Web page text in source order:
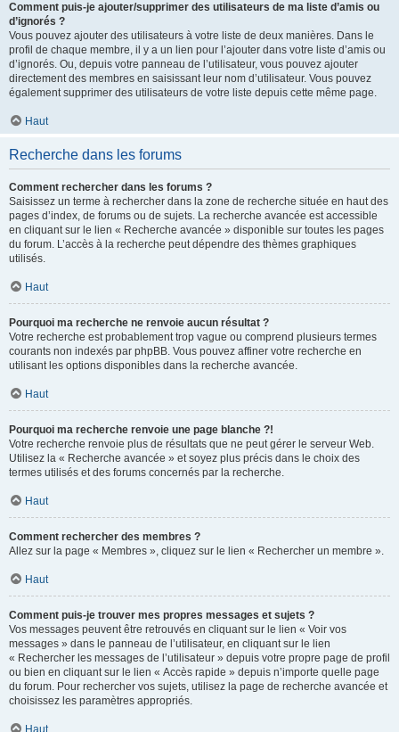
Comment puis-je ajouter/supprimer des utilisateurs de ma liste d’amis ou
d’ignorés ?
Vous pouvez ajouter des utilisateurs à votre liste de deux manières. Dans le
profil de chaque membre, il y a un lien pour l’ajouter dans votre liste d’amis ou
d’ignorés. Ou, depuis votre panneau de l’utilisateur, vous pouvez ajouter
directement des membres en saisissant leur nom d’utilisateur. Vous pouvez
également supprimer des utilisateurs de votre liste depuis cette même page.
Haut
Recherche dans les forums
Comment rechercher dans les forums ?
Saisissez un terme à rechercher dans la zone de recherche située en haut des
pages d’index, de forums ou de sujets. La recherche avancée est accessible
en cliquant sur le lien « Recherche avancée » disponible sur toutes les pages
du forum. L’accès à la recherche peut dépendre des thèmes graphiques
utilisés.
Haut
Pourquoi ma recherche ne renvoie aucun résultat ?
Votre recherche est probablement trop vague ou comprend plusieurs termes
courants non indexés par phpBB. Vous pouvez affiner votre recherche en
utilisant les options disponibles dans la recherche avancée.
Haut
Pourquoi ma recherche renvoie une page blanche ?!
Votre recherche renvoie plus de résultats que ne peut gérer le serveur Web.
Utilisez la « Recherche avancée » et soyez plus précis dans le choix des
termes utilisés et des forums concernés par la recherche.
Haut
Comment rechercher des membres ?
Allez sur la page « Membres », cliquez sur le lien « Rechercher un membre ».
Haut
Comment puis-je trouver mes propres messages et sujets ?
Vos messages peuvent être retrouvés en cliquant sur le lien « Voir vos
messages » dans le panneau de l’utilisateur, en cliquant sur le lien
« Rechercher les messages de l’utilisateur » depuis votre propre page de profil
ou bien en cliquant sur le lien « Accès rapide » depuis n’importe quelle page
du forum. Pour rechercher vos sujets, utilisez la page de recherche avancée et
choisissez les paramètres appropriés.
Haut